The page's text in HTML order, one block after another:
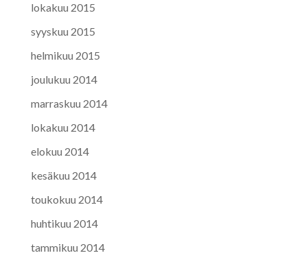
lokakuu 2015
syyskuu 2015
helmikuu 2015
joulukuu 2014
marraskuu 2014
lokakuu 2014
elokuu 2014
kesäkuu 2014
toukokuu 2014
huhtikuu 2014
tammikuu 2014